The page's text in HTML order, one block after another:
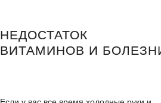
НЕДОСТАТОК
ВИТАМИНОВ И